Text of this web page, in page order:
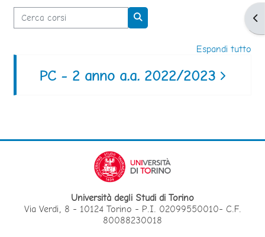
Cerca corsi
Espandi tutto
PC - 2 anno a.a. 2022/2023
Università degli Studi di Torino
Via Verdi, 8 - 10124 Torino - P.I. 02099550010- C.F.
80088230018